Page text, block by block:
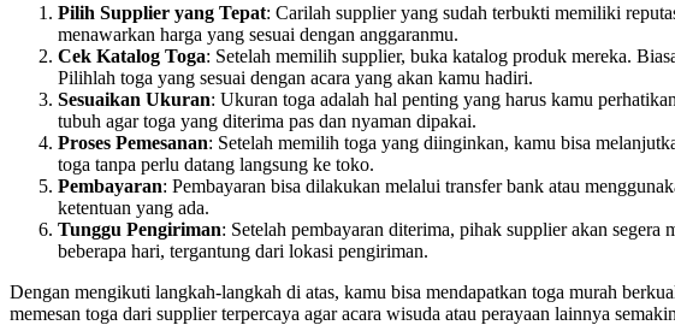
Pilih Supplier yang Tepat: Carilah supplier yang sudah terbukti memiliki
menawarkan harga yang sesuai dengan anggaranmu.
Cek Katalog Toga: Setelah memilih supplier, buka katalog produk mereka.
Pilihlah toga yang sesuai dengan acara yang akan kamu hadiri.
Sesuaikan Ukuran: Ukuran toga adalah hal penting yang harus kamu
tubuh agar toga yang diterima pas dan nyaman dipakai.
Proses Pemesanan: Setelah memilih toga yang diinginkan, kamu bisa
toga tanpa perlu datang langsung ke toko.
Pembayaran: Pembayaran bisa dilakukan melalui transfer bank atau
ketentuan yang ada.
Tunggu Pengiriman: Setelah pembayaran diterima, pihak supplier akan
beberapa hari, tergantung dari lokasi pengiriman.
Dengan mengikuti langkah-langkah di atas, kamu bisa mendapatkan toga murah
memesan toga dari supplier terpercaya agar acara wisuda atau perayaan lainnya